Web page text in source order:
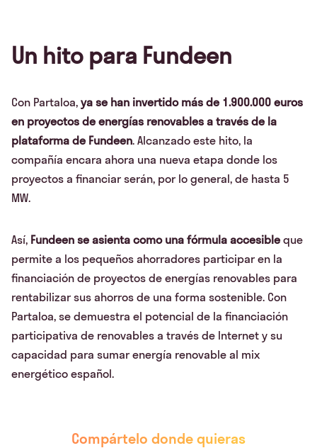
Un hito para Fundeen
Con Partaloa, ya se han invertido más de 1.900.000 euros
en proyectos de energías renovables a través de la
plataforma de Fundeen. Alcanzado este hito, la
compañía encara ahora una nueva etapa donde los
proyectos a financiar serán, por lo general, de hasta 5
MW.
Así, Fundeen se asienta como una fórmula accesibleque
permite a los pequeños ahorradores participar en la
financiación de proyectos de energías renovables para
rentabilizar sus ahorros de una forma sostenible. Con
Partaloa, se demuestra el potencial de la financiación
participativa de renovables a través de Internet y su
capacidad para sumar energía renovable al mix
energético español.
Compártelo donde quieras